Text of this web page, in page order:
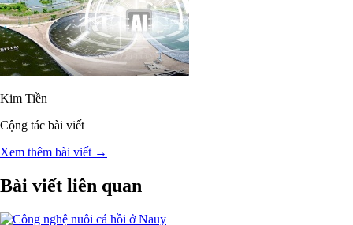
Kim Tiền
Cộng tác bài viết
Xem thêm bài viết →
Bài viết liên quan